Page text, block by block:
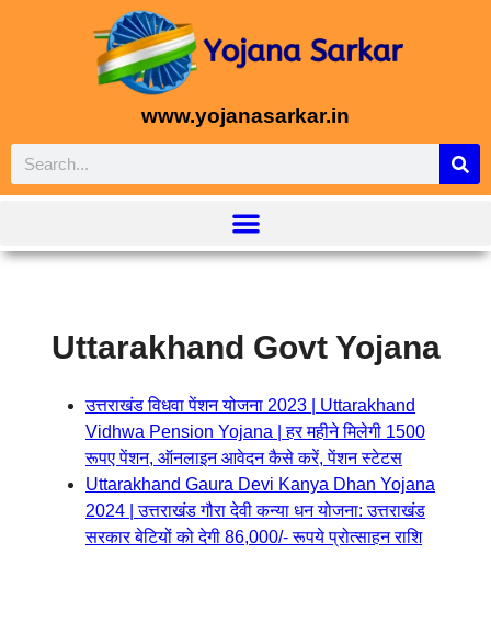
www.yojanasarkar.in
Uttarakhand Govt Yojana
उत्तराखंड विधवा पेंशन योजना 2023 | Uttarakhand
Vidhwa Pension Yojana | हर महीने मिलेगी 1500
रूपए पेंशन, ऑनलाइन आवेदन कैसे करें, पेंशन स्टेटस
Uttarakhand Gaura Devi Kanya Dhan Yojana
2024 | उत्तराखंड गौरा देवी कन्या धन योजना: उत्तराखंड
सरकार बेटियों को देगी 86,000/- रूपये प्रोत्साहन राशि